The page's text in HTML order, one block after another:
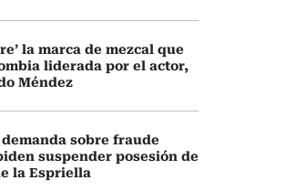
la marca de mezcal que
liderada por el actor,
Méndez
sobre fraude
suspender posesión de
la Espriella